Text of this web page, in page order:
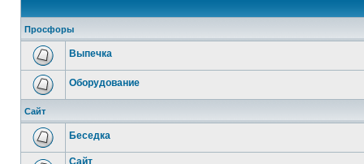
Просфоры
Выпечка
Оборудование
Сайт
Беседка
Сайт